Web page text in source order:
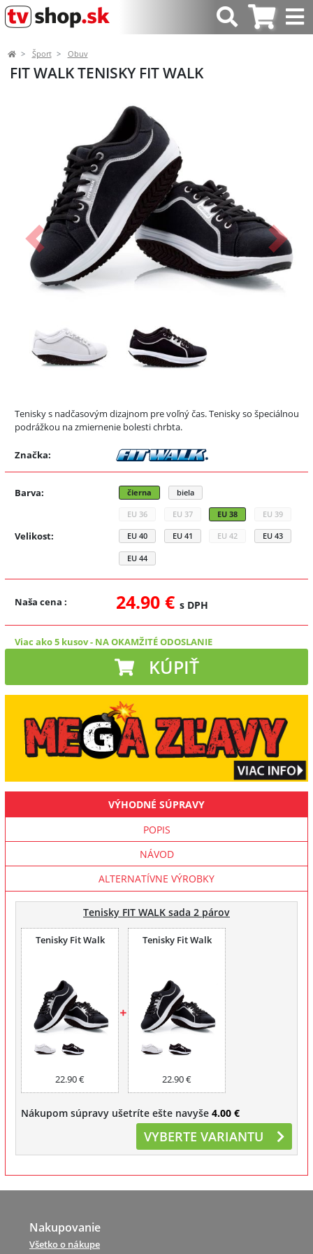
Šport Obuv
FIT WALK TENISKY FIT WALK
Predchádzajúci Ďalší
Tenisky s nadčasovým dizajnom pre voľný čas. Tenisky so špeciálnou
podrážkou na zmiernenie bolesti chrbta.
Značka:
Barva: čierna biela
Velikost:
EU 36 EU 37 EU 38 EU 39
EU 40 EU 41 EU 42 EU 43
EU 44
Naša cena : 24.90 € s DPH
Viac ako 5 kusov- NA OKAMŽITÉ ODOSLANIE
KÚPIŤ
VÝHODNÉ SÚPRAVY
POPIS
NÁVOD
ALTERNATÍVNE VÝROBKY
Tenisky FIT WALK sada 2 párov
Tenisky Fit Walk
22.90 €
Tenisky Fit Walk
22.90 €
Nákupom súpravy ušetríte ešte navyše 4.00 €
VYBERTE VARIANTU
Nakupovanie
Všetko o nákupe